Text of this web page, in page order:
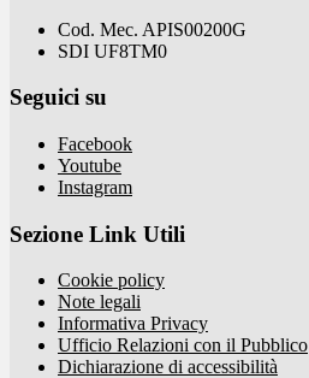
Cod. Mec. APIS00200G
SDI UF8TM0
Seguici su
Facebook
Youtube
Instagram
Sezione Link Utili
Cookie policy
Note legali
Informativa Privacy
Ufficio Relazioni con il Pubblico
Dichiarazione di accessibilità